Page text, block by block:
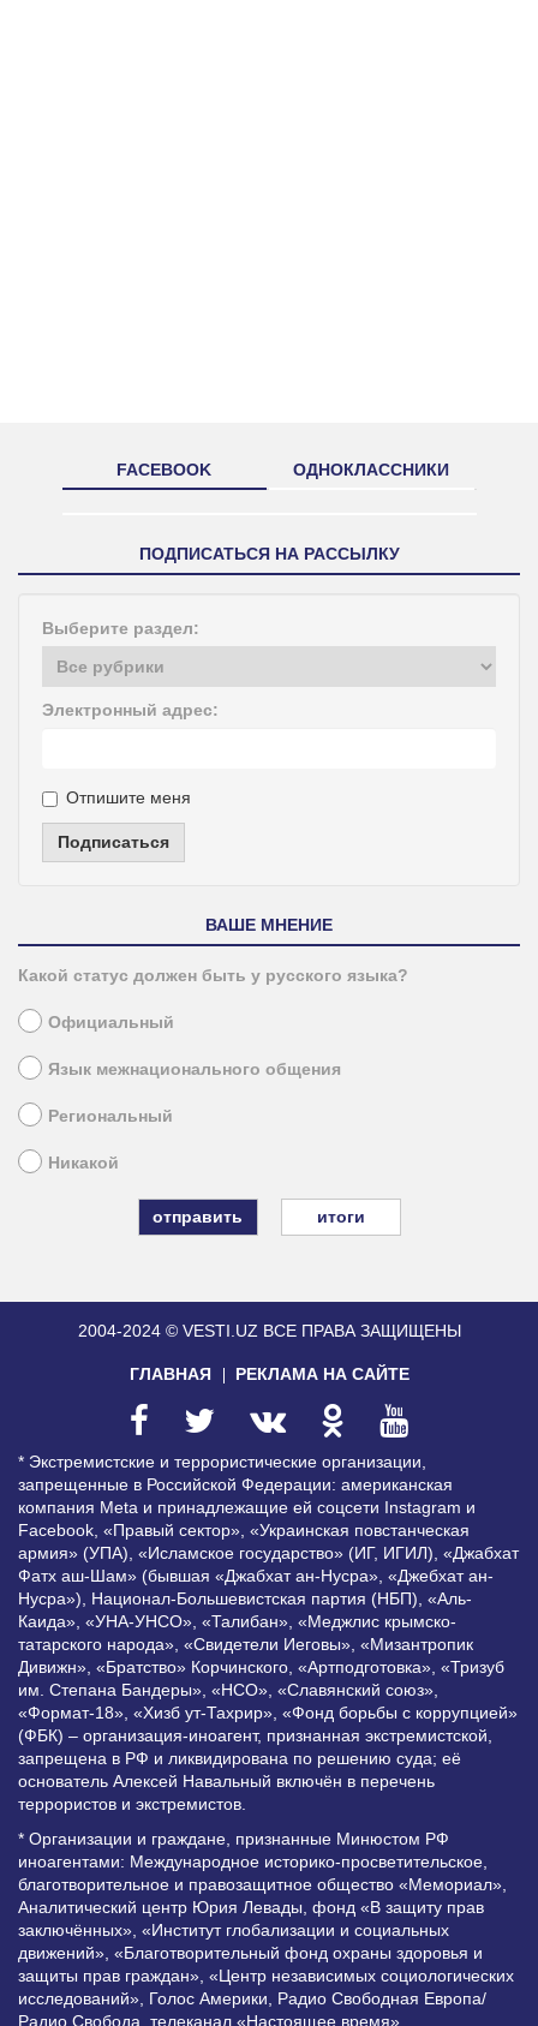
FACEBOOK ОДНОКЛАССНИКИ
ПОДПИСАТЬСЯ НА РАССЫЛКУ
Выберите раздел:
Электронный адрес:
Отпишите меня
Подписаться
ВАШЕ МНЕНИЕ
Какой статус должен быть у русского языка?
Официальный
Язык межнационального общения
Региональный
Никакой
итоги
2004-2024 © VESTI.UZ ВСЕ ПРАВА ЗАЩИЩЕНЫ
ГЛАВНАЯ РЕКЛАМА НА САЙТЕ
* Экстремистские и террористические организации,
запрещенные в Российской Федерации: американская
компания Meta и принадлежащие ей соцсети Instagram и
Facebook, «Правый сектор», «Украинская повстанческая
армия» (УПА), «Исламское государство» (ИГ, ИГИЛ), «Джабхат
Фатх аш-Шам» (бывшая «Джабхат ан-Нусра», «Джебхат ан-
Нусра»), Национал-Большевистская партия (НБП), «Аль-
Каида», «УНА-УНСО», «Талибан», «Меджлис крымско-
татарского народа», «Свидетели Иеговы», «Мизантропик
Дивижн», «Братство» Корчинского, «Артподготовка», «Тризуб
им. Степана Бандеры», «НСО», «Славянский союз»,
«Формат-18», «Хизб ут-Тахрир», «Фонд борьбы с коррупцией»
(ФБК) – организация-иноагент, признанная экстремистской,
запрещена в РФ и ликвидирована по решению суда; её
основатель Алексей Навальный включён в перечень
террористов и экстремистов.
* Организации и граждане, признанные Минюстом РФ
иноагентами: Международное историко-просветительское,
благотворительное и правозащитное общество «Мемориал»,
Аналитический центр Юрия Левады, фонд «В защиту прав
заключённых», «Институт глобализации и социальных
движений», «Благотворительный фонд охраны здоровья и
защиты прав граждан», «Центр независимых социологических
исследований», Голос Америки, Радио Свободная Европа/
Радио Свобода, телеканал «Настоящее время»,